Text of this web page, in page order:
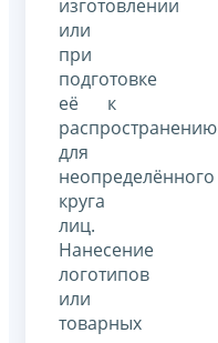
изготовлении
или
при
подготовке
её к
распространению
для
неопределённого
круга
лиц.
Нанесение
логотипов
или
товарных